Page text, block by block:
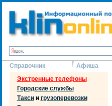
Справочник Афиша
Экстренные телефоны
Городские службы
Таксии грузоперевозки